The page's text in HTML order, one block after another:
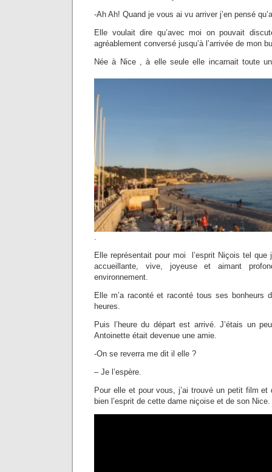
-Ah Ah! Quand je vous ai vu arriver j’en pensé
Elle voulait dire qu’avec moi on pouvait
agréablement conversé jusqu’à l’arrivée de mon
Née à Nice , à elle seule elle incarnait toute
Elle représentait pour moi l’esprit Niçois tel que
accueillante, vive, joyeuse et aimant
environnement.
Elle m’a raconté et raconté tous ses bonheurs
heures.
Puis l’heure du départ est arrivé. J’étais un
Antoinette était devenue une amie.
-On se reverra me dit il elle ?
– Je l’espère.
Pour elle et pour vous, j’ai trouvé un petit film et
bien l’esprit de cette dame niçoise et de son Nice.